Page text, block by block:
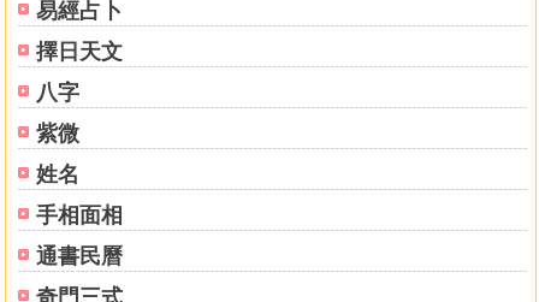
易經占卜
擇日天文
八字
紫微
姓名
手相面相
通書民曆
奇門三式